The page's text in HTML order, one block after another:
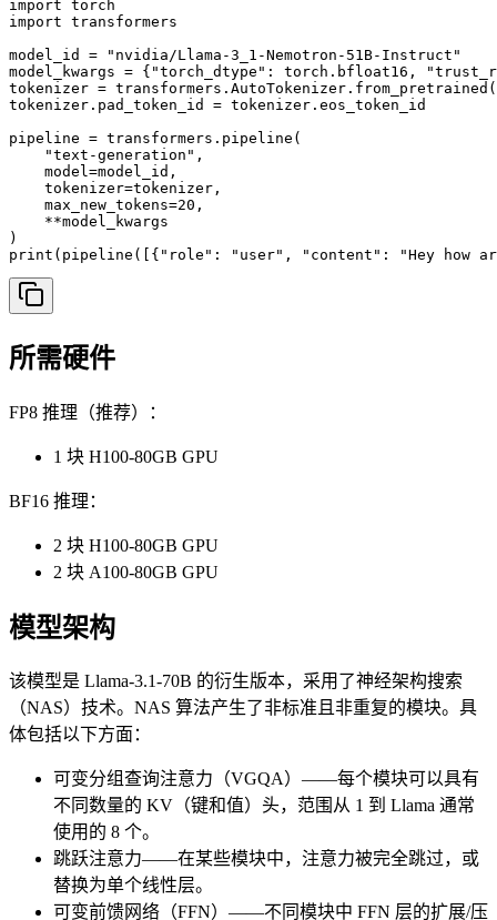
import torch
import transformers
model_id = "nvidia/Llama-3_1-Nemotron-51B-Instruct"
model_kwargs = {"torch_dtype": torch.bfloat16,
tokenizer =
tokenizer.pad_token_id = tokenizer.eos_token_id
pipeline = transformers.pipeline(
    "text-generation",
    model=model_id,
    tokenizer=tokenizer,
    max_new_tokens=20,
    **model_kwargs
)
print(pipeline([{"role": "user", "content": "Hey how
所需硬件
FP8 推理（推荐）：
1 块 H100-80GB GPU
BF16 推理：
2 块 H100-80GB GPU
2 块 A100-80GB GPU
模型架构
该模型是 Llama-3.1-70B 的衍生版本，采用了神经架构搜索
（NAS）技术。NAS 算法产生了非标准且非重复的模块。具
体包括以下方面：
可变分组查询注意力（VGQA）——每个模块可以具有
不同数量的 KV（键和值）头，范围从 1 到 Llama 通常
使用的 8 个。
跳跃注意力——在某些模块中，注意力被完全跳过，或
替换为单个线性层。
可变前馈网络（FFN）——不同模块中 FFN 层的扩展/压